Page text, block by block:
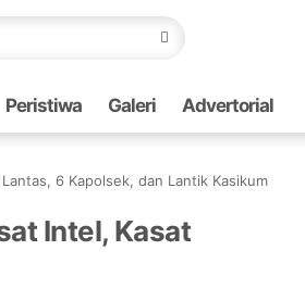
Peristiwa Galeri Advertorial
6 Kapolsek, dan Lantik Kasikum
Intel, Kasat